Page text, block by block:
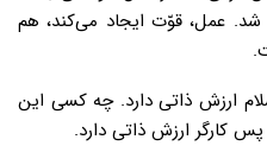
شد. عمل، قوّت ایجاد می‌کند، هم
ارزش ذاتی دارد. چه کسی این
کارگر ارزش ذاتی دارد.